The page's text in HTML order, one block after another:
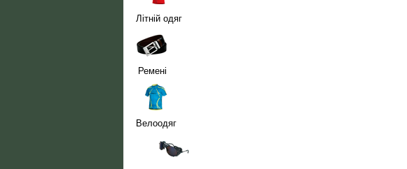
Літній одяг
Ремені
Велоодяг